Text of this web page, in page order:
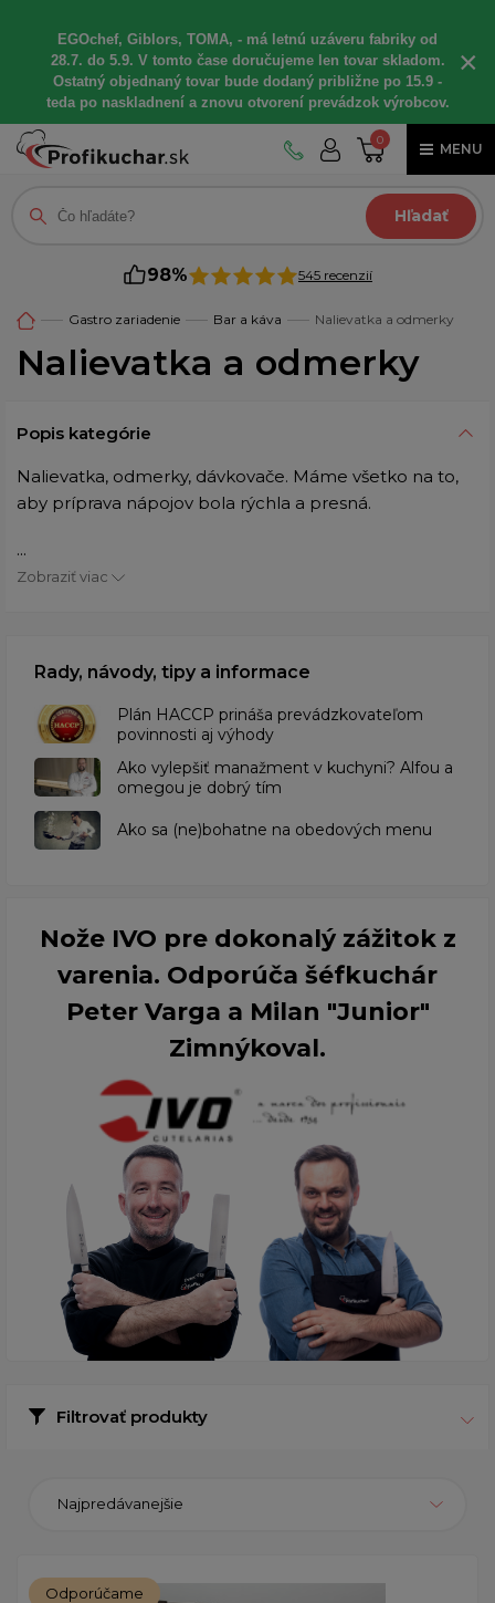
EGOchef, Giblors, TOMA, - má letnú uzáveru fabriky od
28.7. do 5.9. V tomto čase doručujeme len tovar skladom.
Ostatný objednaný tovar bude dodaný približne po 15.9 -
teda po naskladnení a znovu otvorení prevádzok výrobcov.
×
0
MENU
Hľadať
98% 545 recenzií
Gastro zariadenie Bar a káva Nalievatka a odmerky
Nalievatka a odmerky
Popis kategórie
Nalievatka, odmerky, dávkovače. Máme všetko na to,
aby príprava nápojov bola rýchla a presná.
...
Zobraziť viac
Rady, návody, tipy a informace
​Plán HACCP prináša prevádzkovateľom
povinnosti aj výhody
Ako vylepšiť manažment v kuchyni? Alfou a
omegou je dobrý tím
​Ako sa (ne)bohatne na obedových menu
Nože IVO pre dokonalý zážitok z
varenia. Odporúča šéfkuchár
Peter Varga a Milan "Junior"
Zimnýkoval.
Filtrovať produkty
Najpredávanejšie
Odporúčame